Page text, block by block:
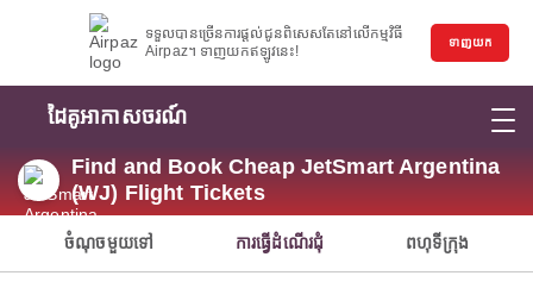
ទទួលបានច្រើនការផ្តល់ជូនពិសេសតែនៅលើកម្មវិធី
Airpaz។ ទាញយកឥឡូវនេះ!
ទាញយក
ដៃគូអាកាសចរណ៍
Find and Book Cheap JetSmart Argentina
(WJ) Flight Tickets
ចំណុចមួយទៅ ការធ្វើដំណើរជុំ ពហុទីក្រុង